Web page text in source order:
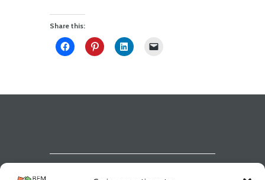
Share this:
Newsletter Bem